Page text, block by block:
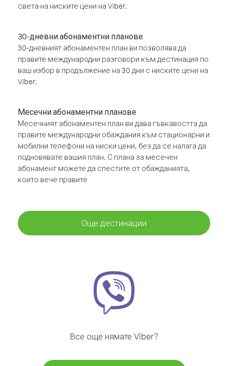
света на ниските цени на Viber.
30-дневни абонаментни планове
30-дневният абонаментен план ви позволява да
правите международни разговори към дестинация по
ваш избор в продължение на 30 дни с ниските цени на
Viber.
Месечни абонаментни планове
Месечният абонаментен план ви дава гъвкавостта да
правите международни обаждания към стационарни и
мобилни телефони на ниски цени, без да се налага да
подновявате вашия план. С плана за месечен
абонамент можете да спестите от обажданията,
които вече правите
Още дестинации
Все още нямате Viber?